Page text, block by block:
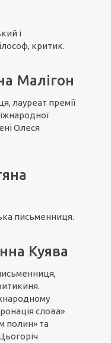
і
критик.
Малігон
лауреат премії
Олеся
письменниця.
Куява
слова»
полин» та